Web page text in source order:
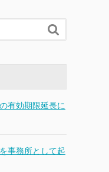

有効期限延長に
事務所として起